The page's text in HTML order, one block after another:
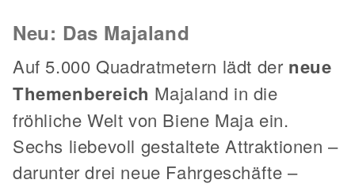
Neu: Das Majaland
Auf 5.000 Quadratmetern lädt der neue
Themenbereich Majaland in die
fröhliche Welt von Biene Maja ein.
Sechs liebevoll gestaltete Attraktionen –
darunter drei neue Fahrgeschäfte –